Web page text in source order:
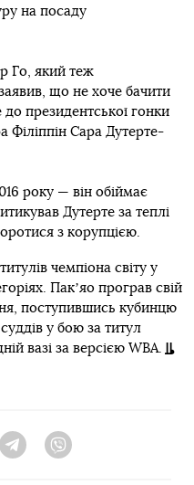
на посаду
Го, який теж
що не хоче бачити
до президентської гонки
Філіппін Сара Дутерте-
року — він обіймає
Дутерте за теплі
з корупцією.
чемпіона світу у
Пакʼяо програв свій
поступившись кубинцю
у бою за титул
вазі за версією WBA.
Telegram